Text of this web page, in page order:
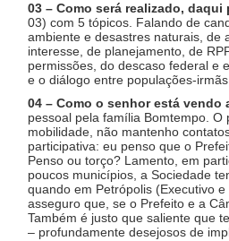
03 – Como será realizado, daqui
03) com 5 tópicos. Falando de
ambiente e desastres naturais, de
interesse, de planejamento, de
permissões, do descaso federal e
e o diálogo entre populações-
04 – Como o senhor está
pessoal pela família Bomtempo.
mobilidade, não mantenho
participativa: eu penso que o
Penso ou torço? Lamento, em
poucos municípios, a Sociedade
quando em Petrópolis (Executivo
asseguro que, se o Prefeito e a
Também é justo que saliente que
– profundamente desejosos de